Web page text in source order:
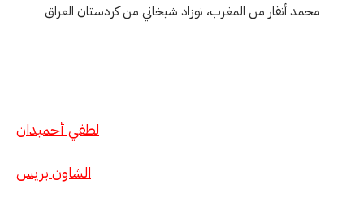
محمد أنقار من المغرب، نوزاد شيخاني من كردستان العراق
لطفي أحميدان
الشاون بريس